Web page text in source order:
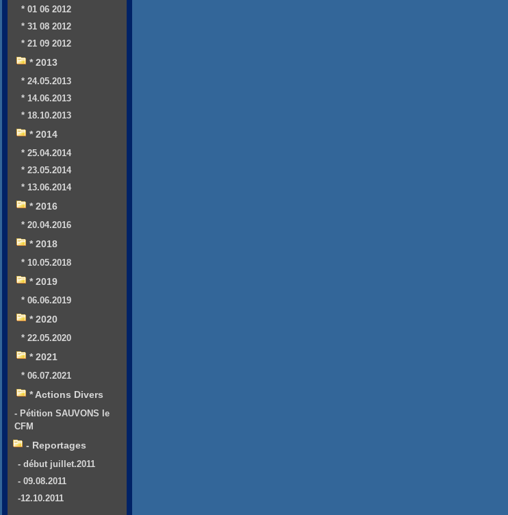
* 01 06 2012
* 31 08 2012
* 21 09 2012
* 2013
* 24.05.2013
* 14.06.2013
* 18.10.2013
* 2014
* 25.04.2014
* 23.05.2014
* 13.06.2014
* 2016
* 20.04.2016
* 2018
* 10.05.2018
* 2019
* 06.06.2019
* 2020
* 22.05.2020
* 2021
* 06.07.2021
* Actions Divers
- Pétition SAUVONS le
CFM
- Reportages
- début juillet.2011
- 09.08.2011
-12.10.2011